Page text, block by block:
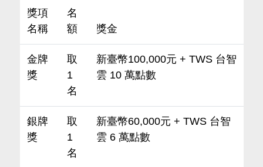
獎項
名稱
名
額
獎金
金牌
獎
取
1
名
新臺幣100,000元 + TWS 台智
雲 10 萬點數
銀牌
獎
取
1
名
新臺幣60,000元 + TWS 台智
雲 6 萬點數